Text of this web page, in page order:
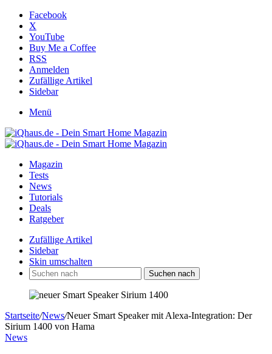
Facebook
X
YouTube
Buy Me a Coffee
RSS
Anmelden
Zufällige Artikel
Sidebar
Menü
Magazin
Tests
News
Tutorials
Deals
Ratgeber
Zufällige Artikel
Sidebar
Skin umschalten
Suchen nach
Startseite/News/Neuer Smart Speaker mit Alexa-Integration: Der
Sirium 1400 von Hama
News